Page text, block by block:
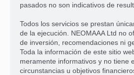
pasados no son indicativos de
Todos los servicios se prestan
de la ejecución. NEOMAAA Ltd no
de inversión, recomendaciones ni
Toda la información de este sitio
meramente informativos y no tiene
circunstancias u objetivos